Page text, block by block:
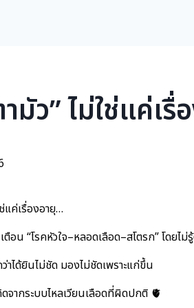
มัว” ไม่ใช่แค่เ
แค่เรื่องอายุ…
“โรคหัวใจ–หลอดเลือด–สโตรก” โดยไม่รู้
ได้ยินไม่ชัด มองไม่ชัดเพราะแก่ขึ้น
จากระบบไหลเวียนเลือดที่ผิดปกติ 🫀